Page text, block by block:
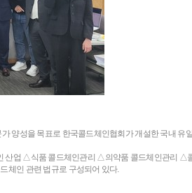
양성을 목표로 한국콜드체인협회가 개설한 국내 유
산업 △식품 콜드체인관리 △의약품 콜드체인관리 △
인 관련 법규로 구성되어 있다.